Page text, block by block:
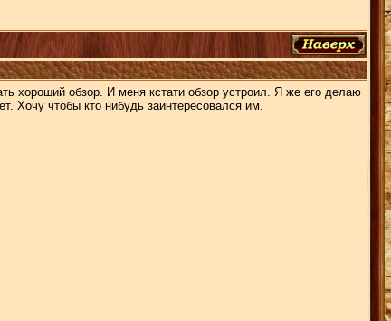
хороший обзор. И меня кстати обзор устроил. Я же его делаю
Хочу чтобы кто нибудь заинтересовался им.